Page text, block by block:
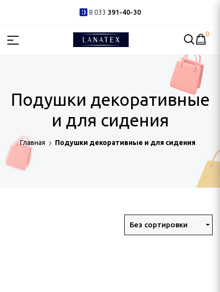
8 033 391-40-30
0
Подушки декоративные
и для сидения
Главная Подушки декоративные и для сидения
Без сортировки